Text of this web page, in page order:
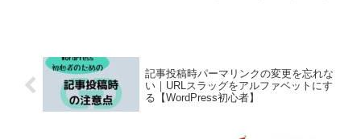
記事投稿時パーマリンクの変更を忘れな
い｜URLスラッグをアルファベットにす
る【WordPress初心者】